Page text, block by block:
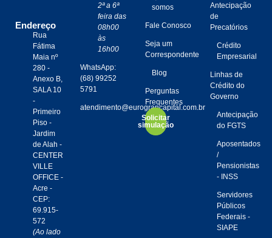
Endereço
Rua
Fátima
Maia nº
280 -
Anexo B,
SALA 10
-
Primeiro
Piso -
Jardim
de Alah -
CENTER
VILLE
OFFICE -
Acre -
CEP:
69.915-
572
(Ao lado
2ª a 6ª
feira das
08h00
às
16h00
WhatsApp:
(68) 99252
5791
atendimento@eurograncapital.com.br
somos
Fale Conosco
Seja um
Correspondente
Blog
Perguntas
Frequentes
Solicitar
simulação
Antecipação
de
Precatórios
Crédito
Empresarial
Linhas de
Crédito do
Governo
Antecipação
do FGTS
Aposentados
/
Pensionistas
- INSS
Servidores
Públicos
Federais -
SIAPE